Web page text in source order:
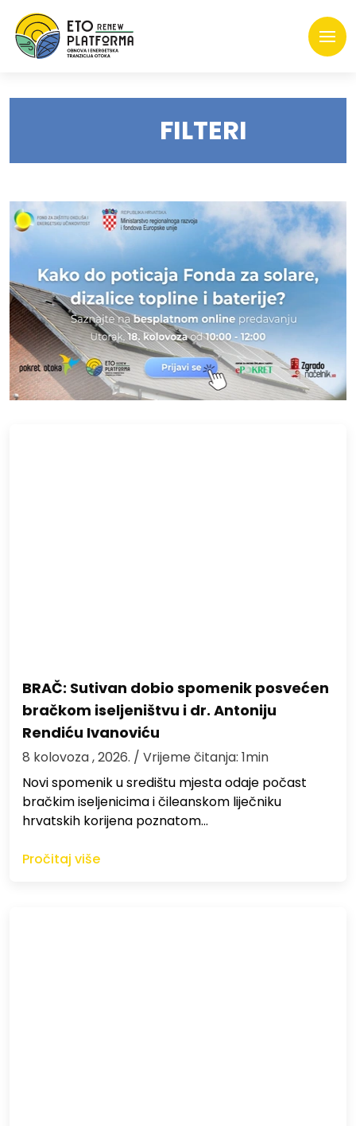
FILTERI
BRAČ: Sutivan dobio spomenik posvećen
bračkom iseljeništvu i dr. Antoniju
Rendiću Ivanoviću
8 kolovoza , 2026. / Vrijeme čitanja: 1min
Novi spomenik u središtu mjesta odaje počast
bračkim iseljenicima i čileanskom liječniku
hrvatskih korijena poznatom…
Pročitaj više